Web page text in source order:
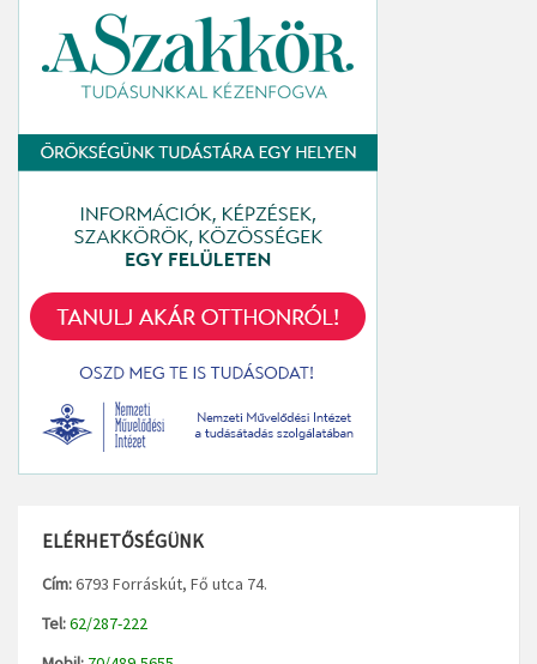
ELÉRHETŐSÉGÜNK
Cím:6793 Forráskút, Fő utca 74.
Tel:62/287-222